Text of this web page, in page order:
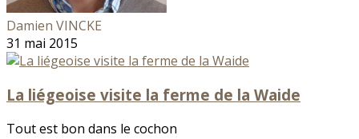
Damien VINCKE
31 mai 2015
La liégeoise visite la ferme de la Waide
Tout est bon dans le cochon